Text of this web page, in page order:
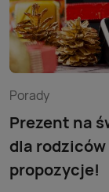
Porady
Prezent na
dla
propozycje!